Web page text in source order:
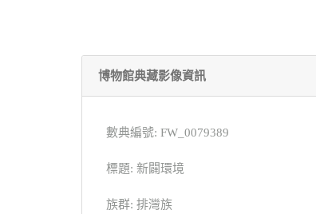
博物館典藏影像資訊
數典編號: FW_0079389
標題: 新闢環境
族群: 排灣族